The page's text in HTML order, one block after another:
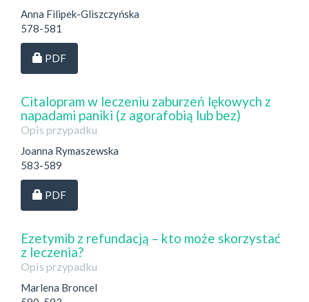
Anna Filipek-Gliszczyńska
578-581
Dostęp przez subskrypcję
PDF
Citalopram w leczeniu zaburzeń lękowych z
napadami paniki (z agorafobią lub bez)
Opis przypadku
Joanna Rymaszewska
583-589
Dostęp przez subskrypcję
PDF
Ezetymib z refundacją – kto może skorzystać
z leczenia?
Opis przypadku
Marlena Broncel